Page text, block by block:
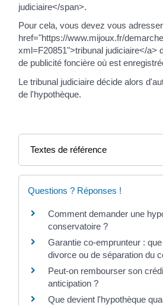
judiciaire</span>.
Pour cela, vous devez vous
href="https://www.mijoux.fr/
xml=F20851">tribunal judiciaire</a>
de publicité foncière où est
Le tribunal judiciaire décide alors
de l'hypothèque.
Textes de référence
Questions ? Réponses !
Comment demander une
conservatoire ?
Garantie co-emprunteur :
divorce ou de séparation du
Peut-on rembourser son
anticipation ?
Que devient l'hypothèque